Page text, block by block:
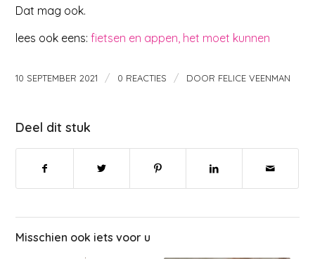
Dat mag ook.
lees ook eens:fietsen en appen, het moet kunnen
10 SEPTEMBER 2021 / 0 REACTIES / DOOR FELICE VEENMAN
Deel dit stuk
Misschien ook iets voor u